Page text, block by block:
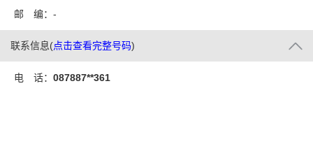
邮 编：-
联系信息(点击查看完整号码)
电 话： 087887**361